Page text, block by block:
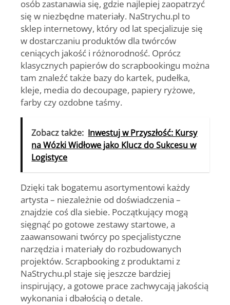
osób zastanawia się, gdzie najlepiej zaopatrzyć
się w niezbędne materiały. NaStrychu.pl to
sklep internetowy, który od lat specjalizuje się
w dostarczaniu produktów dla twórców
ceniących jakość i różnorodność. Oprócz
klasycznych papierów do scrapbookingu można
tam znaleźć także bazy do kartek, pudełka,
kleje, media do decoupage, papiery ryżowe,
farby czy ozdobne taśmy.
Zobacz także: Inwestuj w Przyszłość: Kursy
na Wózki Widłowe jako Klucz do Sukcesu w
Logistyce
Dzięki tak bogatemu asortymentowi każdy
artysta – niezależnie od doświadczenia –
znajdzie coś dla siebie. Początkujący mogą
sięgnąć po gotowe zestawy startowe, a
zaawansowani twórcy po specjalistyczne
narzędzia i materiały do rozbudowanych
projektów. Scrapbooking z produktami z
NaStrychu.pl staje się jeszcze bardziej
inspirujący, a gotowe prace zachwycają jakością
wykonania i dbałością o detale.